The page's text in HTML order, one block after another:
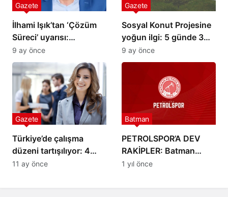
İlhami Işık’tan ‘Çözüm
Süreci’ uyarısı:
Belirsizlik güveni
erozyona uğratıyor
Gazete
9 ay önce
Sosyal Konut Projesine
yoğun ilgi: 5 günde 3
milyona yakın başvuru!
Gazete
9 ay önce
Türkiye’de çalışma
düzeni tartışılıyor: 4
gün çalış 3 gün dinlen
Gazete
11 ay önce
PETROLSPOR’A DEV
RAKİPLER: Batman
Petrolspor’un rakipleri…
Batman
1 yıl önce